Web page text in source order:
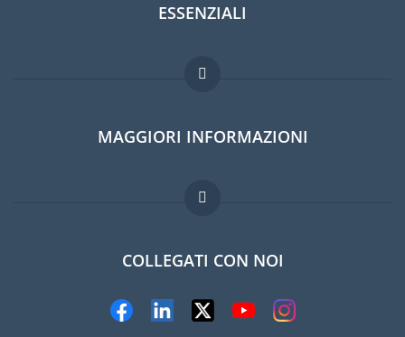
ESSENZIALI
Forum per expat
Guida per expat
Lavori all'estero
MAGGIORI INFORMAZIONI
Domande frequenti
COLLEGATI CON NOI